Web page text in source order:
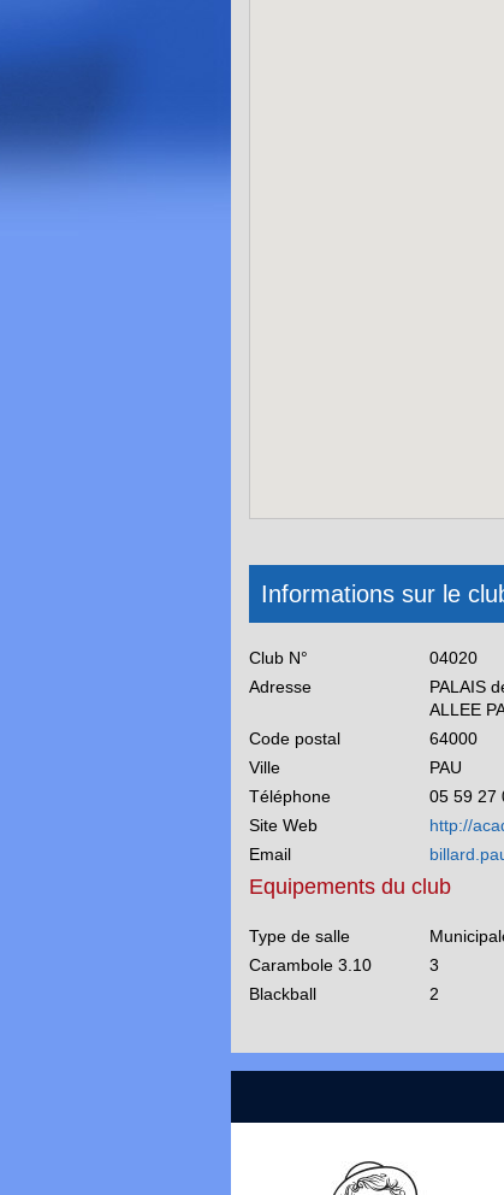
Informations sur le
Club N°
04020
Adresse
PALAIS
ALLEE
Code postal
64000
Ville
PAU
Téléphone
05 59 27
Site Web
http://
Email
Equipements du club
Type de salle
Carambole 3.10
3
Blackball
2